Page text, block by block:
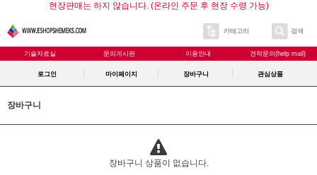
현장판매는 하지 않습니다. (온라인 주문 후 현장 수령 가능)
카테고리 검색
기술자료실 문의게시판 이용안내 견적문의(help mail)
로그인 마이페이지 장바구니 관심상품
장바구니
장바구니 상품이 없습니다.